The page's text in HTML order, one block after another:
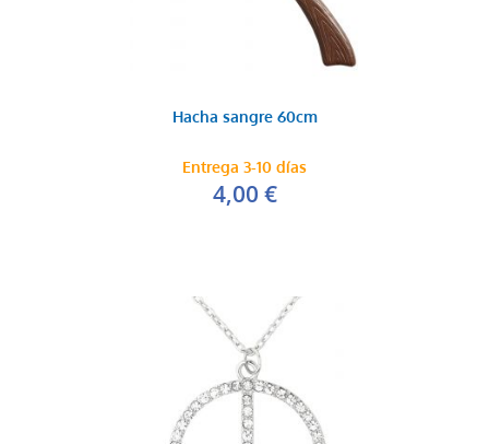
Hacha sangre 60cm
Entrega 3-10 días
4,00 €